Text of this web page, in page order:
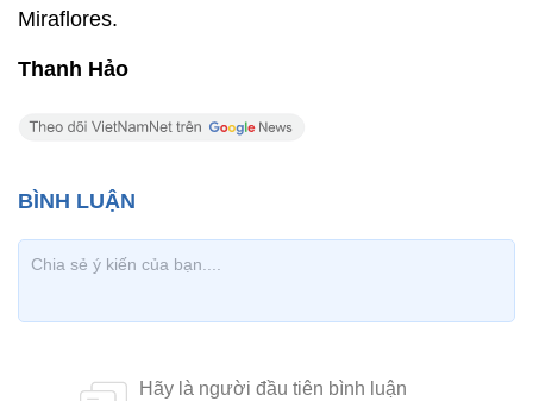
Miraflores.
Thanh Hảo